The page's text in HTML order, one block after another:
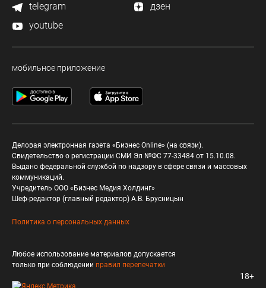
telegram
дзен
youtube
мобильное приложение
Деловая электронная газета «Бизнес Online» (на связи).
Свидетельство о регистрации СМИ Эл №ФС 77-33484 от 15.10.08.
Выдано федеральной службой по надзору в сфере связи и массовых
коммуникаций.
Учредитель ООО «Бизнес Медия Холдинг»
Шеф-редактор (главный редактор) А.В. Брусницын
Политика о персональных данных
Любое использование материалов допускается
только при соблюдении правил перепечатки
18+